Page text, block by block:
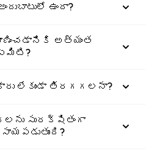
ఉందా?
అత్యంత
లేకుండా తిరగగలనా?
సురక్షితంగా